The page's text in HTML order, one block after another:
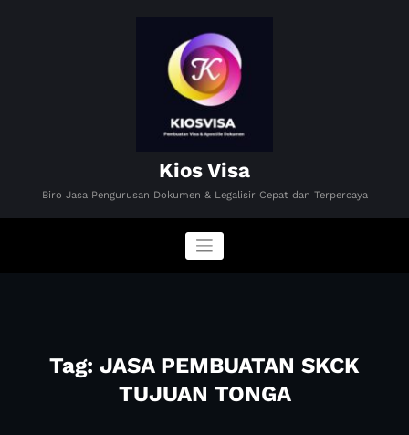
Kios Visa
Biro Jasa Pengurusan Dokumen & Legalisir Cepat dan Terpercaya
Tag: JASA PEMBUATAN SKCK
TUJUAN TONGA